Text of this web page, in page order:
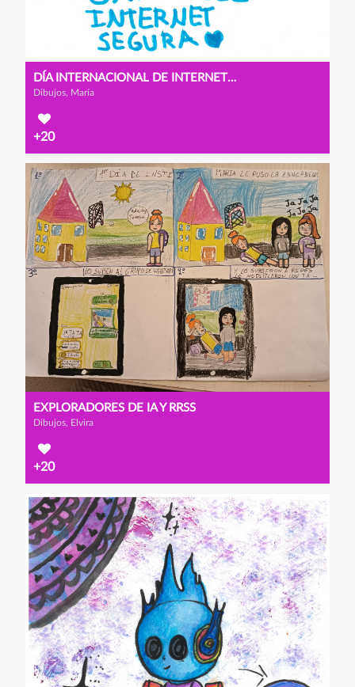
DÍA INTERNACIONAL DE INTERNET SEGURA.
Dibujos, María
+20
EXPLORADORES DE IA Y RRSS
Dibujos, Elvira
+20